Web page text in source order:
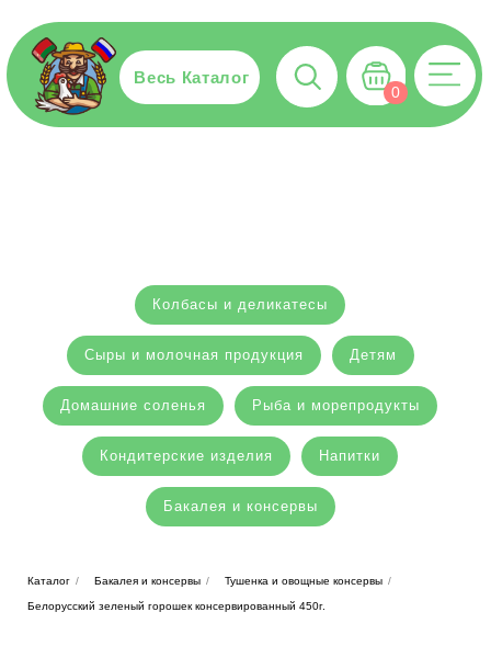
Весь Каталог
0
Колбасы и деликатесы
Сыры и молочная продукция Детям
Домашние соленья Рыба и морепродукты
Кондитерские изделия Напитки
Бакалея и консервы
Каталог / Бакалея и консервы / Тушенка и овощные консервы /
Белорусский зеленый горошек консервированный 450г.